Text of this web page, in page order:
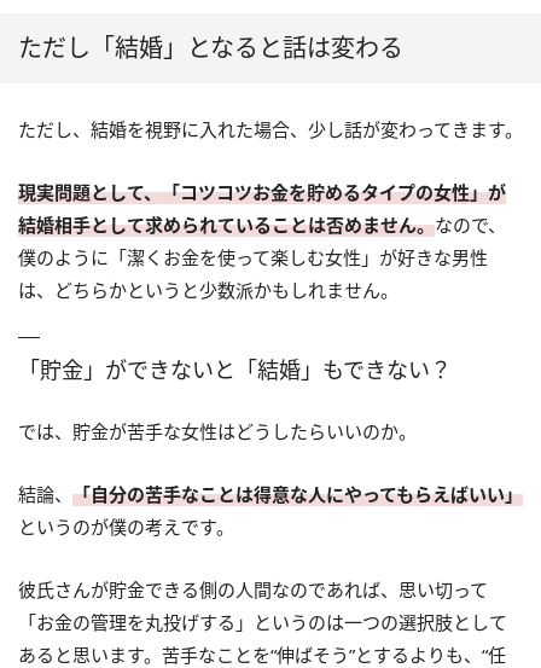
ただし「結婚」となると話は変わる
ただし、結婚を視野に入れた場合、少し話が変わってきます。
現実問題として、「コツコツお金を貯めるタイプの女性」が
結婚相手として求められていることは否めません。なので、
僕のように「潔くお金を使って楽しむ女性」が好きな男性
は、どちらかというと少数派かもしれません。
「貯金」ができないと「結婚」もできない？
では、貯金が苦手な女性はどうしたらいいのか。
結論、 「自分の苦手なことは得意な人にやってもらえばいい」
というのが僕の考えです。
彼氏さんが貯金できる側の人間なのであれば、思い切って
「お金の管理を丸投げする」というのは一つの選択肢として
あると思います。苦手なことを“伸ばそう”とするよりも、“任